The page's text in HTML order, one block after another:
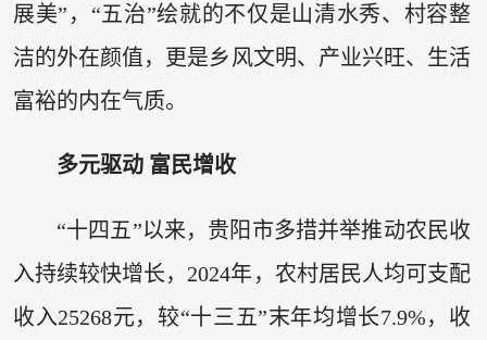
展美”，“五治”绘就的不仅是山清水秀、村容整
洁的外在颜值，更是乡风文明、产业兴旺、生活
富裕的内在气质。
多元驱动 富民增收
“十四五”以来，贵阳市多措并举推动农民收
入持续较快增长，2024年，农村居民人均可支配
收入25268元，较“十三五”末年均增长7.9%，收